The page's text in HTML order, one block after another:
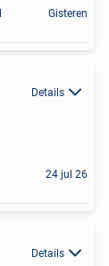
Gisteren
Details
24 jul 26
Details